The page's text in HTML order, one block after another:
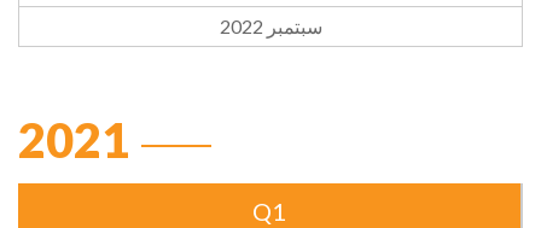
سبتمبر 2022
2021
Q1